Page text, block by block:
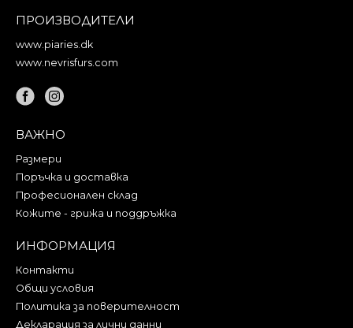
ПРОИЗВОДИТЕЛИ
www.piaries.dk
www.nevrisfurs.com
ВАЖНО
Размери
Поръчка и доставка
Професионален склад
Кожите - грижа и поддръжка
ИНФОРМАЦИЯ
Контакти
Общи условия
Политика за поверителност
Декларация за лични данни